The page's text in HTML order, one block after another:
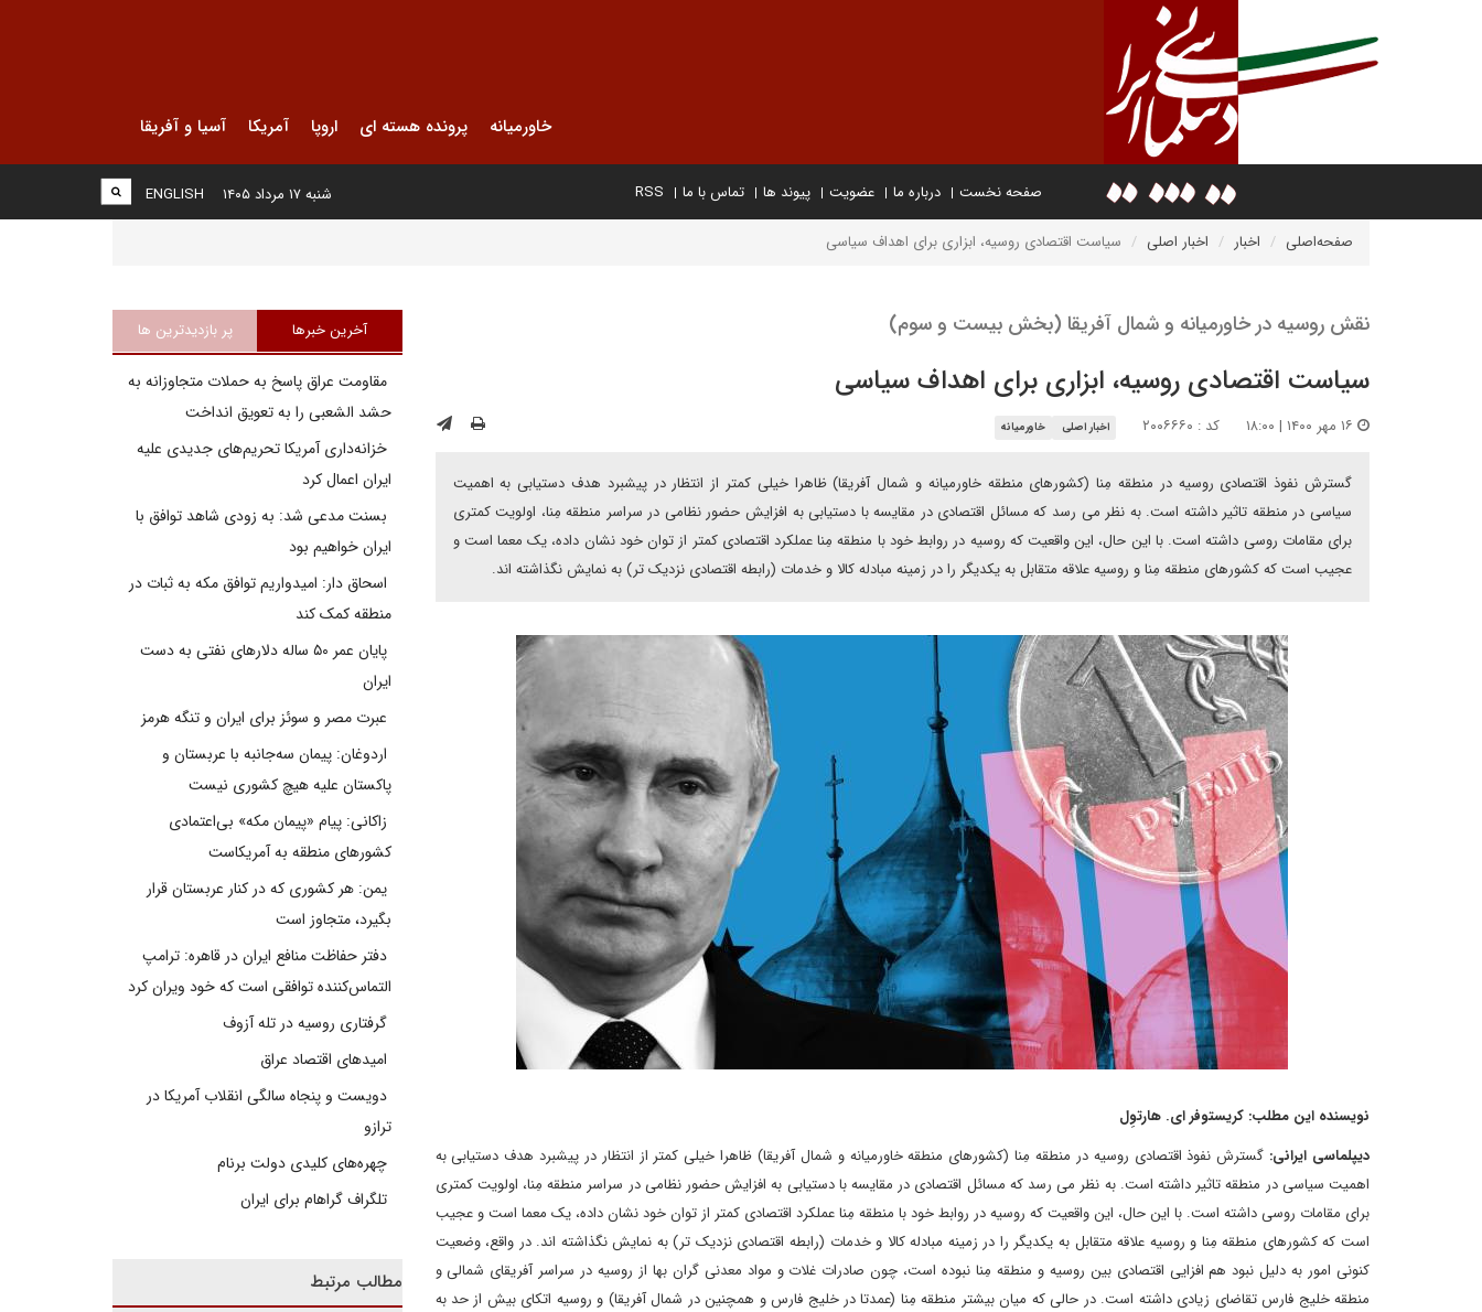
خاورمیانه پرونده هسته ای اروپا آمریکا آسیا و آفریقا
صفحه نخست درباره ما عضویت پیوند ها تماس با ما RSS
ENGLISH شنبه ۱۷ مرداد ۱۴۰۵
صفحه‌اصلی اخبار اخبار اصلی سیاست اقتصادی روسیه، ابزاری برای اهداف سیاسی
نقش روسیه در خاورمیانه و شمال آفریقا (بخش بیست و سوم)
سیاست اقتصادی روسیه، ابزاری برای اهداف سیاسی
کد : ۲۰۰۶۶۶۰ اخبار اصلی خاورمیانه
گسترش نفوذ اقتصادی روسیه در منطقه مِنا (کشورهای منطقه خاورمیانه و شمال آفریقا) ظاهرا خیلی کمتر از انتظار در پیشبرد هدف دستیابی به اهمیت
سیاسی در منطقه تاثیر داشته است. به نظر می رسد که مسائل اقتصادی در مقایسه با دستیابی به افزایش حضور نظامی در سراسر منطقه مِنا، اولویت کمتری
برای مقامات روسی داشته است. با این حال، این واقعیت که روسیه در روابط خود با منطقه مِنا عملکرد اقتصادی کمتر از توان خود نشان داده، یک معما است و
عجیب است که کشورهای منطقه مِنا و روسیه علاقه متقابل به یکدیگر را در زمینه مبادله کالا و خدمات (رابطه اقتصادی نزدیک تر) به نمایش نگذاشته اند.
نویسنده این مطلب: کریستوفر ای. هارتوِل
دیپلماسی ایرانی: گسترش نفوذ اقتصادی روسیه در منطقه مِنا (کشورهای منطقه خاورمیانه و شمال آفریقا) ظاهرا خیلی کمتر از انتظار در پیشبرد هدف دستیابی به
اهمیت سیاسی در منطقه تاثیر داشته است. به نظر می رسد که مسائل اقتصادی در مقایسه با دستیابی به افزایش حضور نظامی در سراسر منطقه مِنا، اولویت کمتری
برای مقامات روسی داشته است. با این حال، این واقعیت که روسیه در روابط خود با منطقه مِنا عملکرد اقتصادی کمتر از توان خود نشان داده، یک معما است و عجیب
است که کشورهای منطقه مِنا و روسیه علاقه متقابل به یکدیگر را در زمینه مبادله کالا و خدمات (رابطه اقتصادی نزدیک تر) به نمایش نگذاشته اند. در واقع، وضعیت
کنونی امور به دلیل نبود هم افزایی اقتصادی بین روسیه و منطقه مِنا نبوده است، چون صادرات غلات و مواد معدنی گران بها از روسیه در سراسر آفریقای شمالی و
منطقه خلیج فارس تقاضای زیادی داشته است. در حالی که میان بیشتر منطقه مِنا (عمدتا در خلیج فارس و همچنین در شمال آفریقا) و روسیه اتکای بیش از حد به
آخرین خبرها پر بازدیدترین ها
مقاومت عراق پاسخ به حملات متجاوزانه به
حشد الشعبی را به تعویق انداخت
خزانه‌داری آمریکا تحریم‌های جدیدی علیه
ایران اعمال کرد
بسنت مدعی شد: به زودی شاهد توافق با
ایران خواهیم بود
اسحاق دار: امیدواریم توافق مکه به ثبات در
منطقه کمک کند
پایان عمر ۵۰ ساله دلارهای نفتی به دست
ایران
عبرت مصر و سوئز برای ایران و تنگه هرمز
اردوغان: پیمان سه‌جانبه با عربستان و
پاکستان علیه هیچ کشوری نیست
زاکانی: پیام «پیمان مکه» بی‌اعتمادی
کشورهای منطقه به آمریکاست
یمن: هر کشوری که در کنار عربستان قرار
بگیرد، متجاوز است
دفتر حفاظت منافع ایران در قاهره: ترامپ
التماس‌کننده توافقی است که خود ویران کرد
گرفتاری روسیه در تله آزوف
امیدهای اقتصاد عراق
دویست و پنجاه سالگی انقلاب آمریکا در
ترازو
چهره‌های کلیدی دولت برنام
تلگراف گراهام برای ایران
مطالب مرتبط